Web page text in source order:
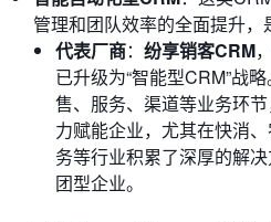
管理和团队效率的全面提升，
代表厂商： 纷享销客CRM
已升级为“智能型CRM”战
售、服务、渠道等业务环
力赋能企业，尤其在快消
务等行业积累了深厚的解
团型企业。